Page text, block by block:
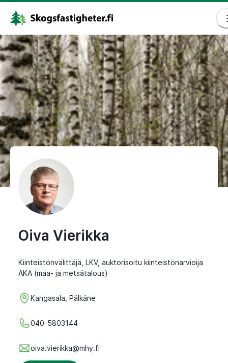
Oiva Vierikka
Kiinteistönvälittäjä, LKV, auktorisoitu kiinteistönarvioija
AKA (maa- ja metsätalous)
Kangasala, Pälkäne
040-5803144
oiva.vierikka@mhy.fi